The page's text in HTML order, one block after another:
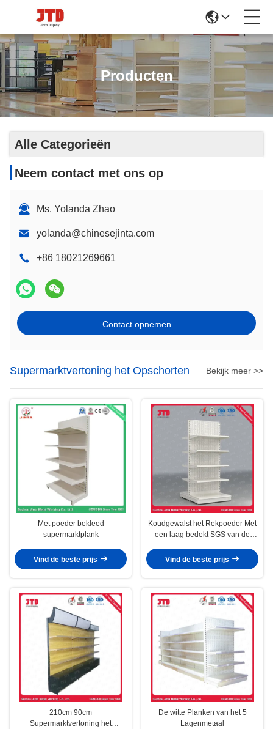
Producten
Alle Categorieën
Neem contact met ons op
Ms. Yolanda Zhao
yolanda@chinesejinta.com
+86 18021269661
Contact opnemen
Supermarktvertoning het Opschorten Bekijk meer >>
Met poeder bekleed
supermarktplank
Vind de beste prijs
Koudgewalst het Rekpoeder Met
een laag bedekt SGS van de
Vind de beste prijs
210cm 90cm
Supermarktvertoning het
De witte Planken van het 5
Lagenmetaal